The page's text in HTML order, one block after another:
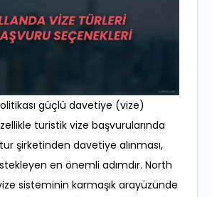
güçlü davetiye (vize)
turistik vize başvurularında
şirketinden davetiye alınması,
en önemli adımdır. North
sisteminin karmaşık arayüzünde